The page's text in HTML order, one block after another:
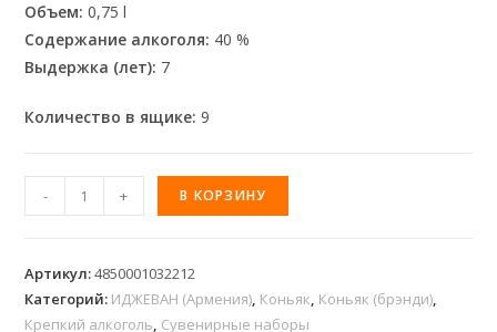
Объем: 0,75 l
Содержание алкоголя: 40 %
Выдержка (лет): 7
Количество в ящике: 9
- + В КОРЗИНУ
Артикул:4850001032212
Категорий: ИДЖЕВАН (Армения), Коньяк, Коньяк (брэнди),
Крепкий алкоголь, Сувенирные наборы